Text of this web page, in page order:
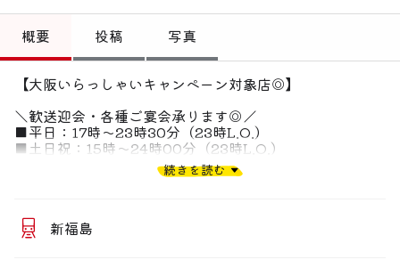
トップ
偏愛コミュニティ
投稿
偏愛記事
偏愛スポット
概要 投稿 写真
【大阪いらっしゃいキャンペーン対象店◎】
＼歓送迎会・各種ご宴会承ります◎／
■平日：17時〜23時30分（23時L.O.）
■土日祝：15時〜24時00分（23時L.O.）
《福島の隠れ家居酒屋で、日本酒がより楽しめる絶品お料
■季節感じる「福島スイッチ」の単品＆コース料理
厳選した日本酒や、炭焼き料理、新鮮魚介などを日替りメ
続きを読む
新福島